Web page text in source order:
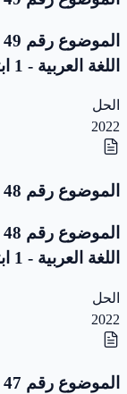
اللغة العربية - 1 ابتدائي
الحل
2022
الموضوع رقم 48
اللغة العربية - 1 ابتدائي
الحل
2022
الموضوع رقم 47